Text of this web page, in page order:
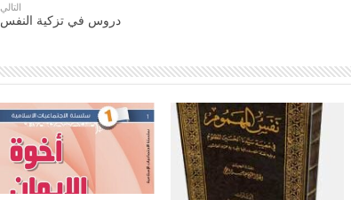
التالي
دروس في تزكية النفس